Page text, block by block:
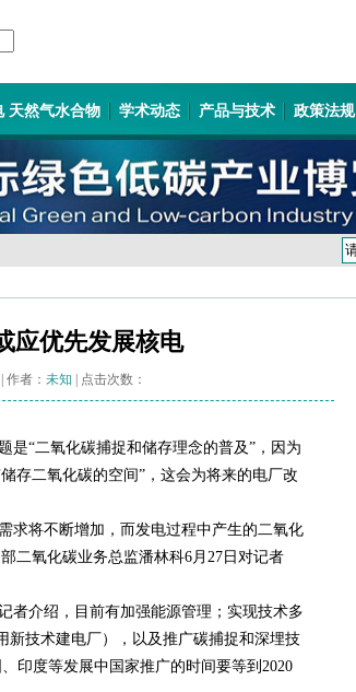
天然气水合物 学术动态 产品与技术 政策法规
应优先发展核电
| 作者： 未知 | 点击次数：
“二氧化碳捕捉和储存理念的普及”，因为
存二氧化碳的空间”，这会为将来的电厂改
求将不断增加，而发电过程中产生的二氧化
二氧化碳业务总监潘林科6月27日对记者
介绍，目前有加强能源管理；实现技术多
新技术建电厂），以及推广碳捕捉和深埋技
印度等发展中国家推广的时间要等到2020